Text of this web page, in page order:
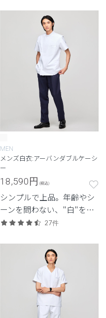
MEN
メンズ白衣:アーバンダブルケーシ
ー
18,590円 (税込)
シンプルで上品。年齢やシ
ーンを問わない、"白"を追
求したクラシコの定番モデ
27件